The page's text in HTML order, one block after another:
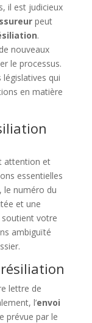
il est judicieux
peut
.
nouveaux
le processus.
qui
en matière
attention et
essentielles
le numéro du
et une
soutient votre
ambiguïté
lettre de
l’envoi
prévue par le